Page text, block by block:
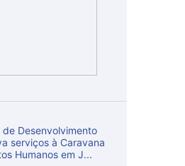
de Desenvolvimento
serviços à Caravana
Humanos em J...